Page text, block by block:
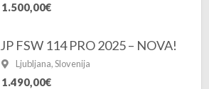
1.500,00€
JP FSW 114 PRO 2025 – NOVA!
Ljubljana, Slovenija
1.490,00€